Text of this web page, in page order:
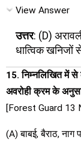
View Answer
उत्तर: (D)
धात्विक खनिजों
15. निम्नलिखित में से
अवरोही क्रम के
[Forest Guard 13
(A) बाबई, बैराठ,